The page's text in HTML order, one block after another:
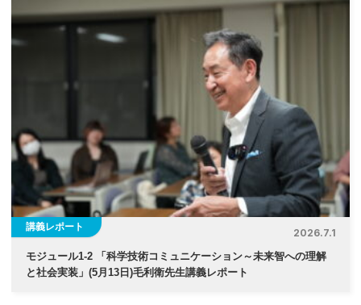
講義レポート
2026.7.1
モジュール1-2 「科学技術コミュニケーション～未来智への理解
と社会実装」(5月13日)毛利衛先生講義レポート